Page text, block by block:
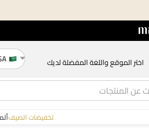
اختر الموقع واللغة المفضلة لديك
تخفيضات الصيف